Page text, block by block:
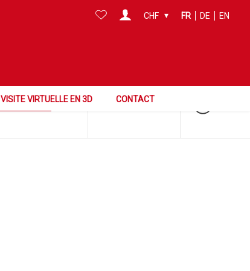
VISITE VIRTUELLE EN 3D CONTACT
CHF FR DE EN
Surface Référence
Chercher dans cette zone